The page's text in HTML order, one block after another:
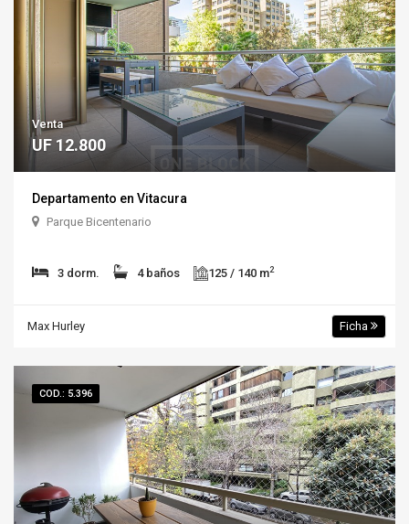
Venta
UF 12.800
Departamento en Vitacura
Parque Bicentenario
3 dorm. 4 baños 125 / 140 m2
Max Hurley Ficha
COD.: 5.396